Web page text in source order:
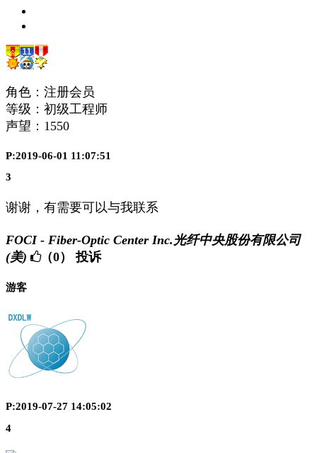
角色：注册会员
等级：初级工程师
声望： 1550
P:2019-06-01 11:07:51
3
谢谢，有需要可以与我联系
FOCI - Fiber-Optic Center Inc.光纤中央股份有限公司
(美)
（0） 投诉
游客
P:2019-07-27 14:05:02
4